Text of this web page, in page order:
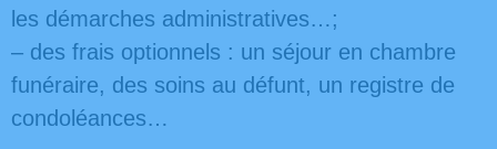
les démarches administratives…;
– des frais optionnels : un séjour en chambre
funéraire, des soins au défunt, un registre de
condoléances…